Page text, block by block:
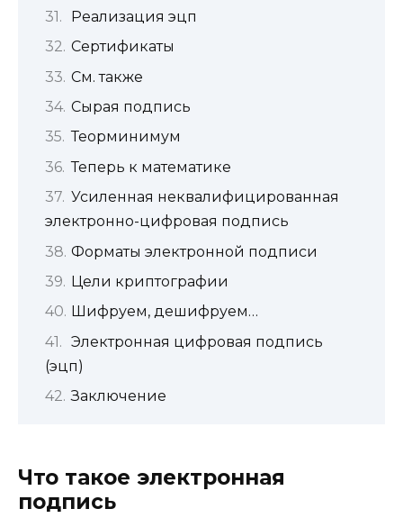
Реализация эцп
Сертификаты
См. также
Сырая подпись
Теорминимум
Теперь к математике
Усиленная неквалифицированная
электронно-цифровая подпись
Форматы электронной подписи
Цели криптографии
Шифруем, дешифруем…
Электронная цифровая подпись
(эцп)
Заключение
Что такое электронная
подпись